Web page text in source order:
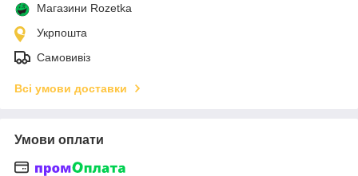
Магазини Rozetka
Укрпошта
Самовивіз
Всі умови доставки
Умови оплати